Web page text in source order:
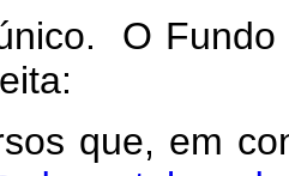
O
que, em